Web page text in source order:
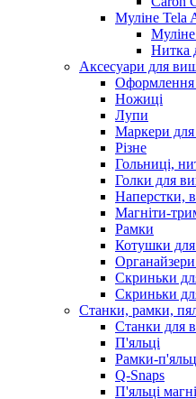
Муліне Tela
Нитка
Аксесуари для
Оформлення
Ножиці
Лупи
Маркери
Різне
Гольниці,
Голки для
Наперстки,
Магніти-
Рамки
Котушки для
Скриньки
Скриньки
Станки, рамки,
Станки для
П'яльці
Рамки-
Q-Snaps
П'яльці